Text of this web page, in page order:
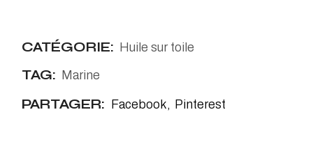
CATÉGORIE: Huile sur toile
TAG: Marine
PARTAGER: Facebook Pinterest